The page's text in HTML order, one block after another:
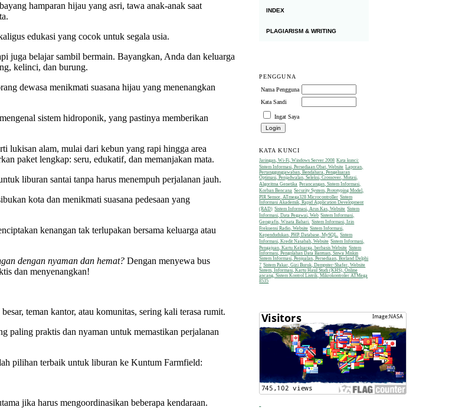
INDEX
PLAGIARISM & WRITING
PENGGUNA
Nama Pengguna
Kata Sandi
Ingat Saya
KATA KUNCI
Jaringan, Wi-Fi, Windows Server 2008 Kata kunci:
Sistem Informasi, Persediaan Obat, Website Laporan,
Pertanggungjawaban, Bendahara, Pengeluaran
Optimasi, Penjadwalan, Seleksi, Crossover, Mutasi,
Algoritma Genetika Perancangan, Sistem Informasi,
Korban Bencana Security System, Prototyping Model,
PIR Sensor, ATmega328 Microcontroller Sistem
Informasi Akademik, Rapid Application Development
(RAD) Sistem Informasi, Arus Kas, Website Sistem
Informasi, Data Pegawai, Web Sistem Informasi,
Geografis, Wisata Bahari. Sistem Informasi, Izin
Frekuensi Radio, Website Sistem Informasi,
Kependudukan, PHP, Database, MySQL. Sistem
Informasi, Kredit Nasabah, Website Sistem Informasi,
Pengajuan, Kartu Keluarga, berbasis Website Sistem
Informasi, Pengolahan Data Bantuan, Siswa Miskin
Sistem Informasi, Penjualan, Persediaan, Borland Delphi
7 Sistem Pakar, Gizi Buruk, Dempster-Shafer, Website
Sistem, Informasi, Kartu Hasil Studi (KHS), Online
ancang, Sistem Kontrol Listrik, Mikrokontroler ATMega
8535
hamparan hijau yang asri, tawa anak-anak saat
edukasi yang cocok untuk segala usia.
juga belajar sambil bermain. Bayangkan, Anda dan keluarga
kelinci, dan burung.
dewasa menikmati suasana hijau yang menenangkan
sistem hidroponik, yang pastinya memberikan
lukisan alam, mulai dari kebun yang rapi hingga area
paket lengkap: seru, edukatif, dan memanjakan mata.
liburan santai tanpa harus menempuh perjalanan jauh.
kota dan menikmati suasana pedesaan yang
kenangan tak terlupakan bersama keluarga atau
dengan nyaman dan hemat?Dengan menyewa bus
dan menyenangkan!
teman kantor, atau komunitas, sering kali terasa rumit.
paling praktis dan nyaman untuk memastikan perjalanan
pilihan terbaik untuk liburan ke Kuntum Farmfield:
jika harus mengoordinasikan beberapa kendaraan.